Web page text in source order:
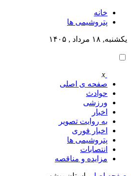
خانه
پتروشيمى ها
یکشنبه, ۱۸ مرداد , ۱۴۰۵
x
صفحه ی اصلی
حوادث
ورزشی
اخبار
به روایت تصویر
اخبار فوری
پتروشيمى ها
انتصابات
مزایده و مناقصه